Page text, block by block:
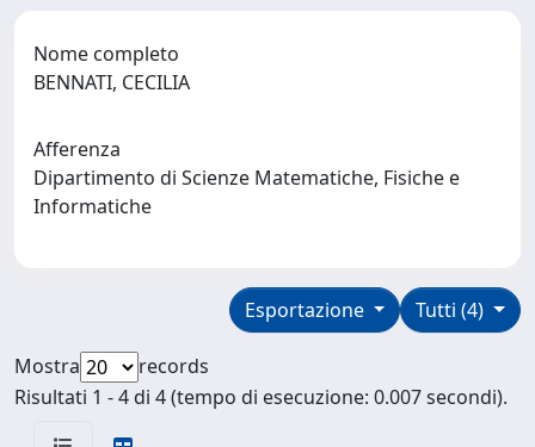
Nome completo
BENNATI, CECILIA
Afferenza
Dipartimento di Scienze Matematiche, Fisiche e
Informatiche
Tutti (4)
Esportazione
Mostra
records
Risultati 1 - 4 di 4 (tempo di esecuzione: 0.007 secondi).